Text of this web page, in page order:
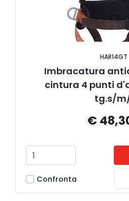
HAR14GT
Imbracatura
cintura 4 punti
tg.s/
€
Confronta